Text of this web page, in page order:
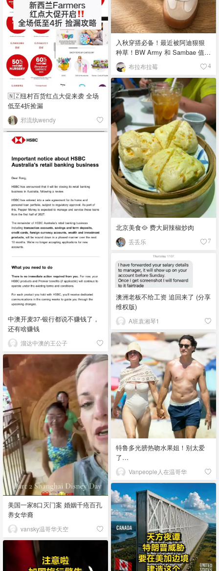
入秋穿搭必备！最近被阿迪狠狠
种草！BW Army 和 Sambae 值得
拥有！布拉布拉莓 4
🇳🇿纽村百货红点大促来袭 全场
低至4折捡漏
邪流纨wendy
北京美食🥘 费大厨辣椒炒肉
丢丢乐 7
中澳开麦37-银行都说不赚钱了，
还有啥赚钱
溜达中澳的王公子
澳洲老板不给工资 追回来了 (分享
维权版)
A班袁湘琴1
特鲁多光膀热吻水果姐！别太爱
了…
Vanpeople人在温哥华
美国一家8口灭门案 婚姻千疮百孔
养女华裔
vansky温哥华天空